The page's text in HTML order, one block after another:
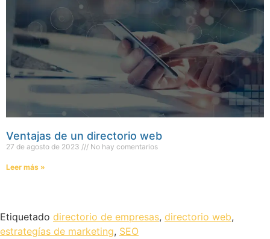
Ventajas de un directorio web
27 de agosto de 2023 No hay comentarios
Leer más »
Etiquetado directorio de empresas, directorio web,
estrategías de marketing, SEO